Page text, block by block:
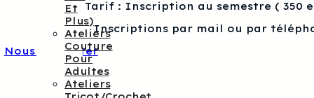
Et
Plus)
Ateliers
Couture
Pour
Adultes
Ateliers
Tarif : Inscription au semestre ( 350
Inscriptions par mail ou par
Nous contacter